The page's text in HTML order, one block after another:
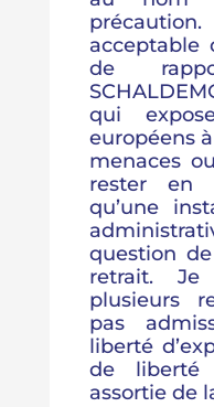
acceptable
de
qui
européens
menaces
rester en
qu’une
question
retrait.
plusieurs
pas
liberté
de
assortie de